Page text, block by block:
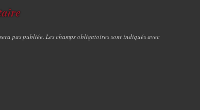
pas publiée. Les champs obligatoires sont indiqués avec